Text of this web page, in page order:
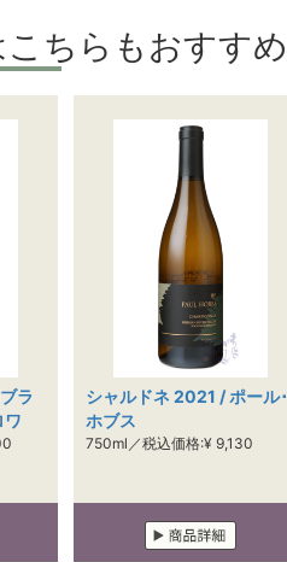
ちらもおすすめ
ラ
ワ
シャルドネ 2021 / ポール･
ホブス
750ml／税込価格:¥ 9,130